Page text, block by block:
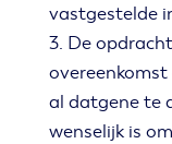
vastgestelde
3. De
al datgene te
wenselijk is